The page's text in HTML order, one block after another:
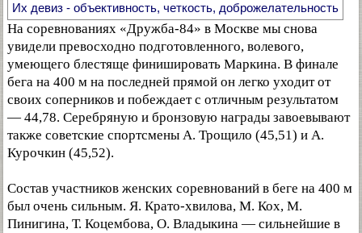
Их девиз - объективность, четкость, доброжелательность
На соревнованиях «Дружба-84» в Москве мы снова
увидели превосходно подготовленного, волевого,
умеющего блестяще финишировать Маркина. В финале
бега на 400 м на последней прямой он легко уходит от
своих соперников и побеждает с отличным результатом
— 44,78. Серебряную и бронзовую награды завоевывают
также советские спортсмены А. Трощило (45,51) и А.
Курочкин (45,52).
Состав участников женских соревнований в беге на 400 м
был очень сильным. Я. Крато-хвилова, М. Кох, М.
Пинигина, Т. Коцембова, О. Владыкина — сильнейшие в